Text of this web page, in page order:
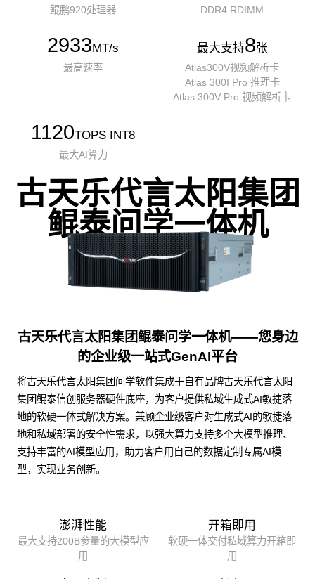
鲲鹏920处理器 DDR4 RDIMM
2933MT/s
最高速率
最大支持8张
Atlas300V视频解析卡
Atlas 300I Pro 推理卡
Atlas 300V Pro 视频解析卡
1120TOPS INT8
最大AI算力
古天乐代言太阳集团
鲲泰问学一体机
古天乐代言太阳集团鲲泰问学一体机——您身边
的企业级一站式GenAI平台
将古天乐代言太阳集团问学软件集成于自有品牌古天乐代言太阳
集团鲲泰信创服务器硬件底座，为客户提供私域生成式AI敏捷落
地的软硬一体式解决方案。兼顾企业级客户对生成式AI的敏捷落
地和私域部署的安全性需求，以强大算力支持多个大模型推理、
支持丰富的AI模型应用，助力客户用自己的数据定制专属AI模
型，实现业务创新。
澎湃性能
最大支持200B参量的大模型应
用
开箱即用
软硬一体交付私域算力开箱即
用